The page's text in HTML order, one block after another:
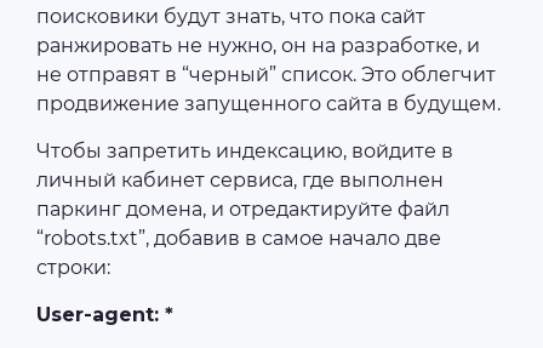
поисковики будут знать, что пока сайт
ранжировать не нужно, он на разработке, и
не отправят в “черный” список. Это облегчит
продвижение запущенного сайта в будущем.
Чтобы запретить индексацию, войдите в
личный кабинет сервиса, где выполнен
паркинг домена, и отредактируйте файл
“robots.txt”, добавив в самое начало две
строки:
User-agent: *